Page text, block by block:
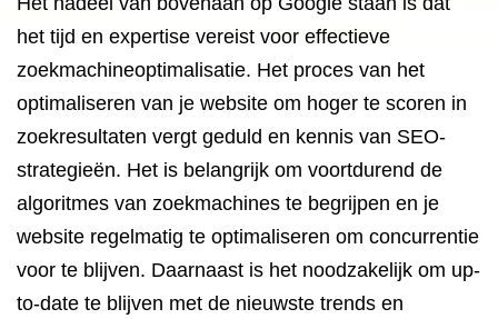
het tijd en expertise vereist voor effectieve
zoekmachineoptimalisatie. Het proces van het
optimaliseren van je website om hoger te scoren in
zoekresultaten vergt geduld en kennis van SEO-
strategieën. Het is belangrijk om voortdurend de
algoritmes van zoekmachines te begrijpen en je
website regelmatig te optimaliseren om concurrentie
voor te blijven. Daarnaast is het noodzakelijk om up-
to-date te blijven met de nieuwste trends en